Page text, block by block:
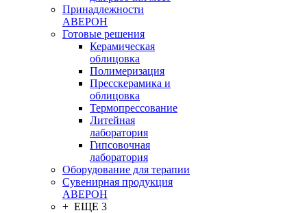
Принадлежности
АВЕРОН
Готовые решения
Керамическая
облицовка
Полимеризация
Пресскерамика и
облицовка
Термопрессование
Литейная
лаборатория
Гипсовочная
лаборатория
Оборудование для терапии
Сувенирная продукция
АВЕРОН
+ ЕЩЕ 3